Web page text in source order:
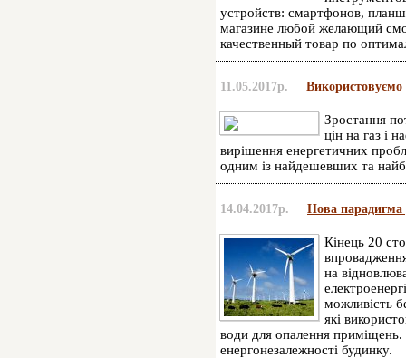
устройств: смартфонов,
магазине любой желающий
качественный товар по
11.05.2017р. Використовуємо
Зростання
цін на газ і
вирішення енергетичних
одним із найдешевших та
14.04.2017р. Нова парадигма
Кінець 20
на
можливість
які
води для опалення
енергонезалежності будинку.